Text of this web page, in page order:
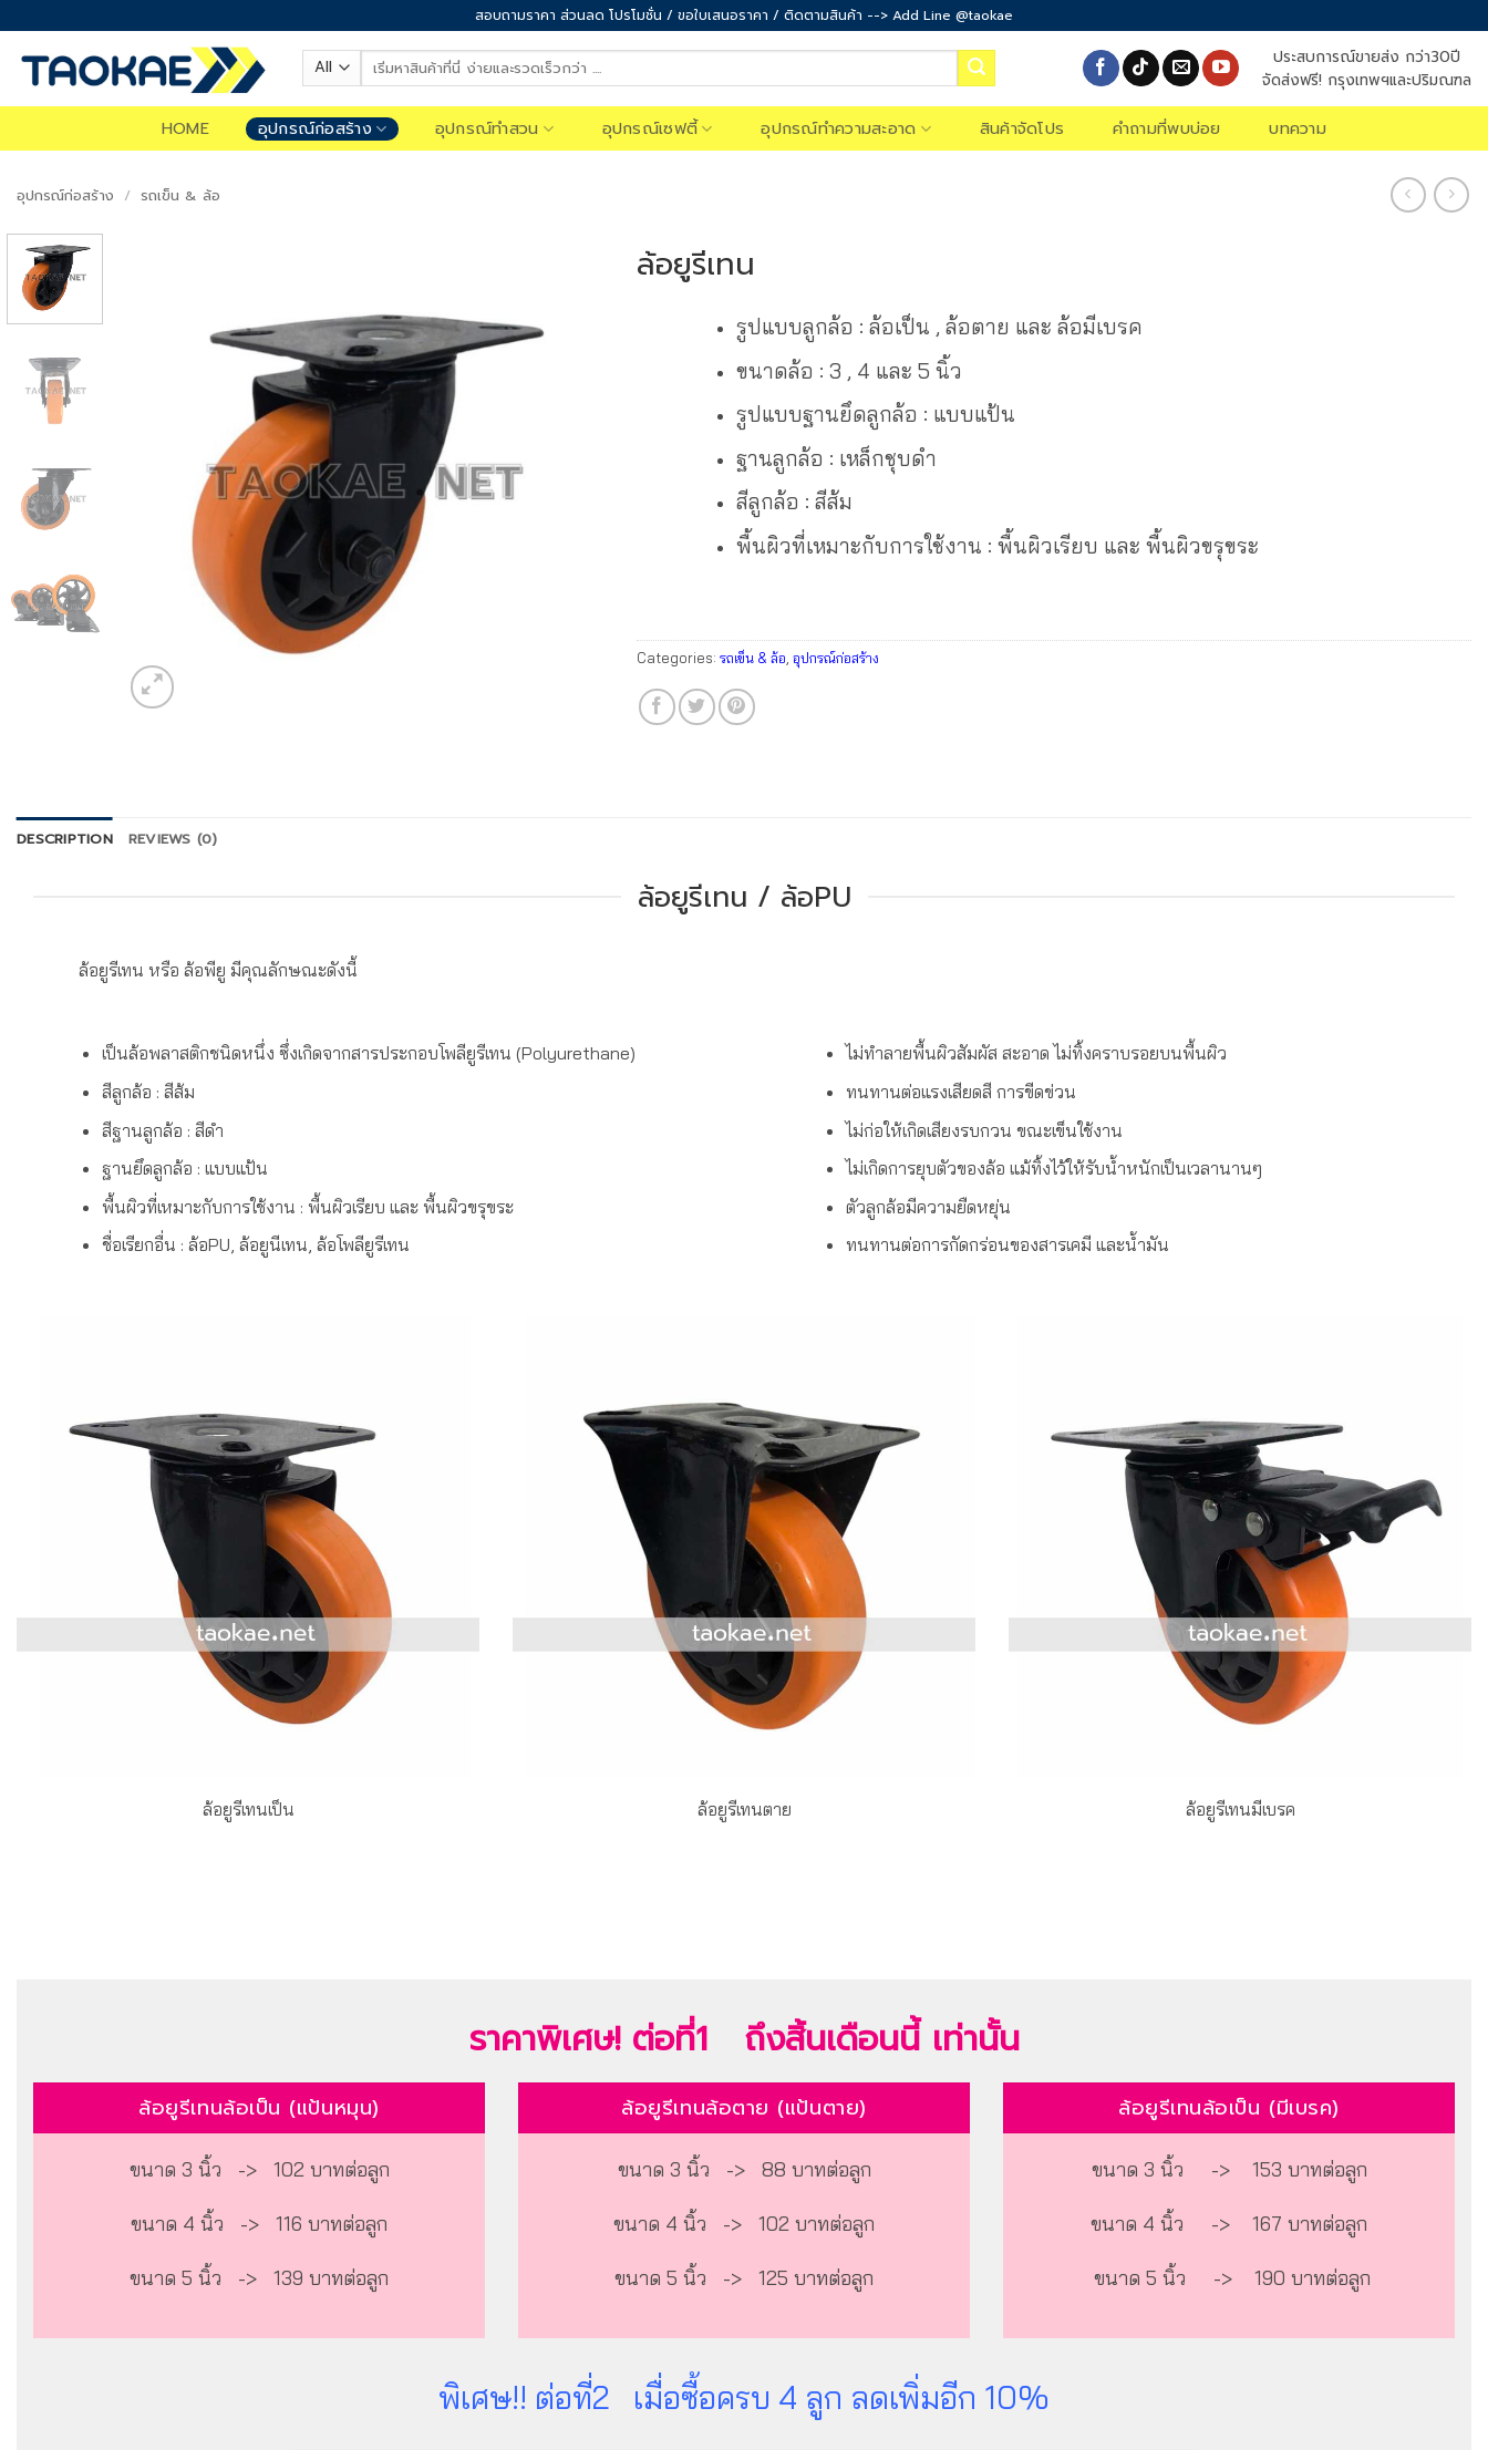
content
สอบถามราคา ส่วนลด โปรโมชั่น / ขอใบเสนอราคา / ติดตามสินค้า --> Add Line @taokae
Search
for:
ประสบการณ์ขายส่ง กว่า30ปี
จัดส่งฟรี! กรุงเทพฯและปริมณฑล
HOME อุปกรณ์ก่อสร้าง อุปกรณ์ทำสวน อุปกรณ์เซฟตี้ อุปกรณ์ทำความสะอาด สินค้าจัดโปร คำถามที่พบบ่อย บทความ
อุปกรณ์ก่อสร้าง / รถเข็น & ล้อ
ล้อยูรีเทน
รูปแบบลูกล้อ : ล้อเป็น , ล้อตาย และ ล้อมีเบรค
ขนาดล้อ : 3 , 4 และ 5 นิ้ว
รูปแบบฐานยึดลูกล้อ : แบบแป้น
ฐานลูกล้อ : เหล็กชุบดำ
สีลูกล้อ : สีส้ม
พื้นผิวที่เหมาะกับการใช้งาน : พื้นผิวเรียบ และ พื้นผิวขรุขระ
Categories: รถเข็น & ล้อ อุปกรณ์ก่อสร้าง
DESCRIPTION REVIEWS (0)
ล้อยูรีเทน / ล้อPU
ล้อยูรีเทน หรือ ล้อพียู มีคุณลักษณะดังนี้
เป็นล้อพลาสติกชนิดหนึ่ง ซึ่งเกิดจากสารประกอบโพลียูรีเทน (Polyurethane)
สีลูกล้อ : สีส้ม
สีฐานลูกล้อ : สีดำ
ฐานยึดลูกล้อ : แบบแป้น
พื้นผิวที่เหมาะกับการใช้งาน : พื้นผิวเรียบ และ พื้นผิวขรุขระ
ชื่อเรียกอื่น : ล้อPU, ล้อยูนีเทน, ล้อโพลียูรีเทน
ไม่ทำลายพื้นผิวสัมผัส สะอาด ไม่ทิ้งคราบรอยบนพื้นผิว
ทนทานต่อแรงเสียดสี การขีดข่วน
ไม่ก่อให้เกิดเสียงรบกวน ขณะเข็นใช้งาน
ไม่เกิดการยุบตัวของล้อ แม้ทิ้งไว้ให้รับน้ำหนักเป็นเวลานานๆ
ตัวลูกล้อมีความยืดหยุ่น
ทนทานต่อการกัดกร่อนของสารเคมี และน้ำมัน
ล้อยูรีเทนเป็น ล้อยูรีเทนตาย ล้อยูรีเทนมีเบรค
ราคาพิเศษ! ต่อที่1 ถึงสิ้นเดือนนี้ เท่านั้น
ล้อยูรีเทนล้อเป็น (แป้นหมุน)
ขนาด 3 นิ้ว -> 102 บาทต่อลูก
ขนาด 4 นิ้ว -> 116 บาทต่อลูก
ขนาด 5 นิ้ว -> 139 บาทต่อลูก
ล้อยูรีเทนล้อตาย (แป้นตาย)
ขนาด 3 นิ้ว -> 88 บาทต่อลูก
ขนาด 4 นิ้ว -> 102 บาทต่อลูก
ขนาด 5 นิ้ว -> 125 บาทต่อลูก
ล้อยูรีเทนล้อเป็น (มีเบรค)
ขนาด 3 นิ้ว -> 153 บาทต่อลูก
ขนาด 4 นิ้ว -> 167 บาทต่อลูก
ขนาด 5 นิ้ว -> 190 บาทต่อลูก
พิเศษ!! ต่อที่2 เมื่อซื้อครบ 4 ลูก ลดเพิ่มอีก 10%